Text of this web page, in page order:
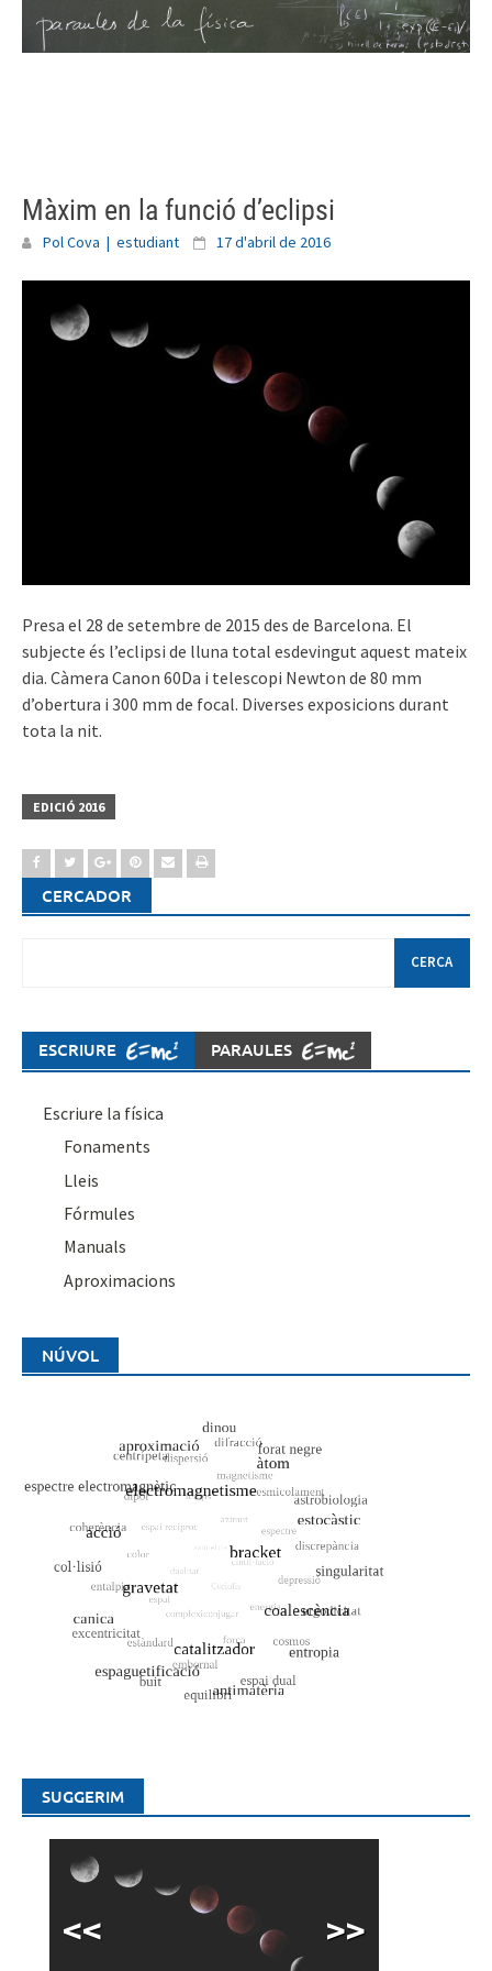
Màxim en la funció d’eclipsi
Pol Cova | estudiant 17 d'abril de 2016
Presa el 28 de setembre de 2015 des de Barcelona. El
subjecte és l’eclipsi de lluna total esdevingut aquest mateix
dia. Càmera Canon 60Da i telescopi Newton de 80 mm
d’obertura i 300 mm de focal. Diverses exposicions durant
tota la nit.
EDICIÓ 2016
CERCADOR
ESCRIURE PARAULES
Escriure la física
Fonaments
Lleis
Fórmules
Manuals
Aproximacions
NÚVOL
SUGGERIM
<< >>